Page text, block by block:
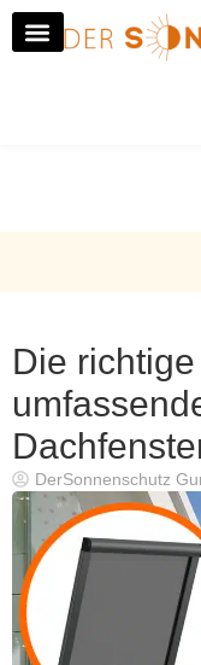
Die
DerSonnenschutz